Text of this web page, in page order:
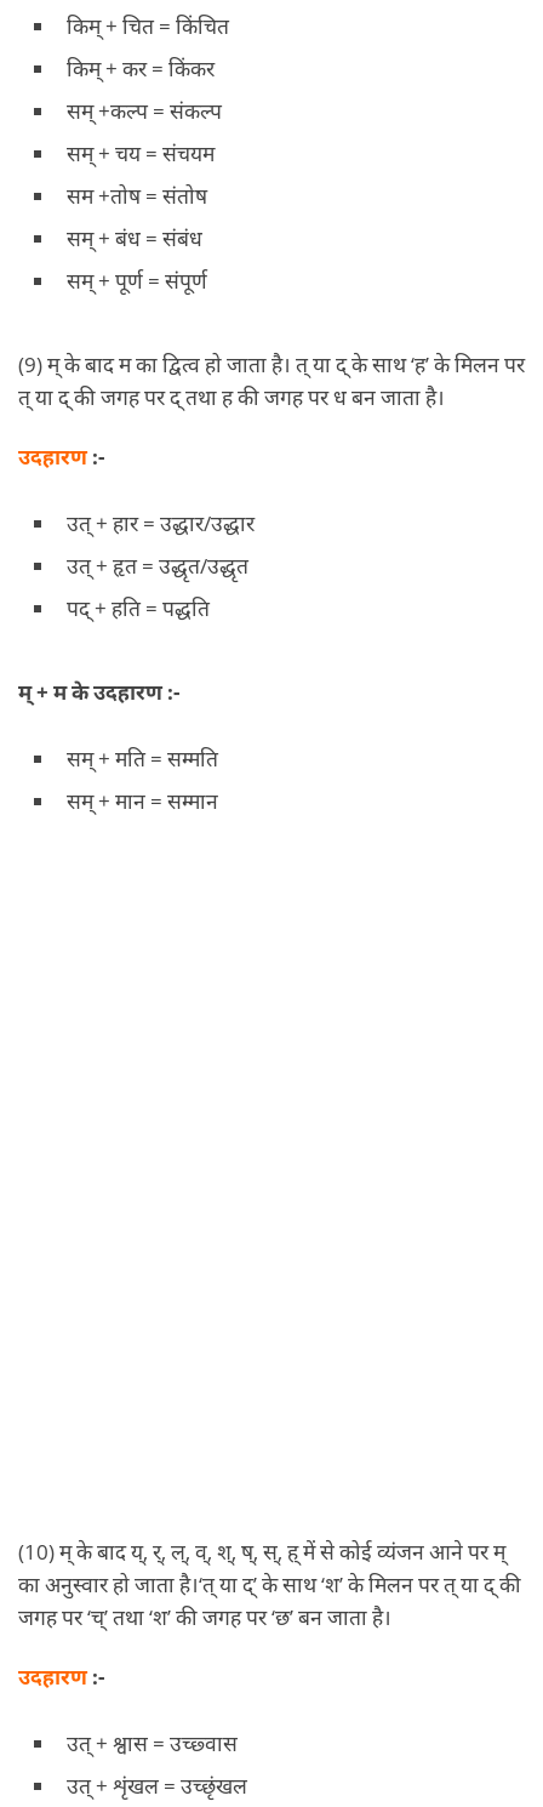
किम् + चित = किंचित
किम् + कर = किंकर
सम् +कल्प = संकल्प
सम् + चय = संचयम
सम +तोष = संतोष
सम् + बंध = संबंध
सम् + पूर्ण = संपूर्ण
(9) म् के बाद म का द्वित्व हो जाता है। त् या द् के साथ ‘ह’ के मिलन पर
त् या द् की जगह पर द् तथा ह की जगह पर ध बन जाता है।
उदहारण:-
उत् + हार = उद्धार/उद्धार
उत् + हृत = उद्धृत/उद्धृत
पद् + हति = पद्धति
म् + म के उदहारण :-
सम् + मति = सम्मति
सम् + मान = सम्मान
(10) म् के बाद य्, र्, ल्, व्, श्, ष्, स्, ह् में से कोई व्यंजन आने पर म्
का अनुस्वार हो जाता है।‘त् या द्’ के साथ ‘श’ के मिलन पर त् या द् की
जगह पर ‘च्’ तथा ‘श’ की जगह पर ‘छ’ बन जाता है।
उदहारण:-
उत् + श्वास = उच्छ्वास
उत् + शृंखल = उच्छृंखल